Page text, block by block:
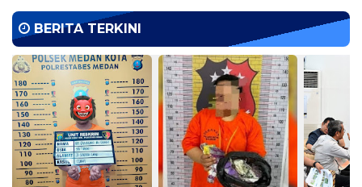
BERITA TERKINI